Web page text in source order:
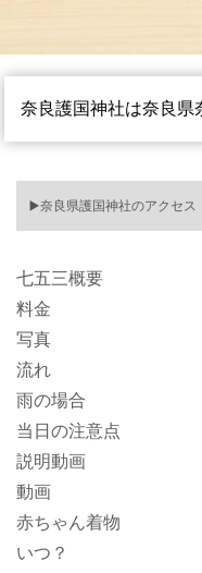
奈良護国神社は奈良県
▶️奈良県護国神社のアクセス
七五三概要
料金
写真
流れ
雨の場合
当日の注意点
説明動画
動画
赤ちゃん着物
いつ？